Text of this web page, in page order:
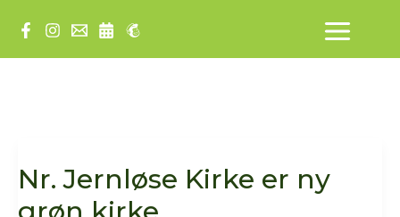
indholdet
Nr. Jernløse Kirke er ny